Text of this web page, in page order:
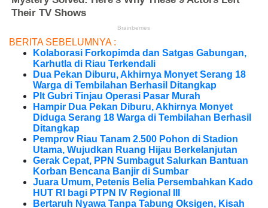
BERITA SEBELUMNYA :
Kolaborasi Forkopimda dan Satgas Gabungan,
Karhutla di Riau Terkendali
Dua Pekan Diburu, Akhirnya Monyet Serang 18
Warga di Tembilahan Berhasil Ditangkap
Plt Gubri Tinjau Operasi Pasar Murah
Hampir Dua Pekan Diburu, Akhirnya Monyet
Diduga Serang 18 Warga di Tembilahan Berhasil
Ditangkap
Pemprov Riau Tanam 2.500 Pohon di Stadion
Utama, Wujudkan Ruang Hijau Berkelanjutan
Gerak Cepat, PPN Sumbagut Salurkan Bantuan
Korban Bencana Banjir di Sumbar
Juara Umum, Petenis Belia Persembahkan Kado
HUT RI bagi PTPN IV Regional III
Bertaruh Nyawa Tanpa Tabung Oksigen, Kisah